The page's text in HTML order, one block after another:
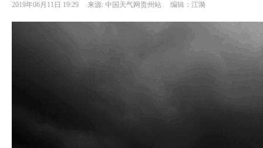
2019年06月11日 19:29 来源: 中国天气网贵州站 编辑：江漪